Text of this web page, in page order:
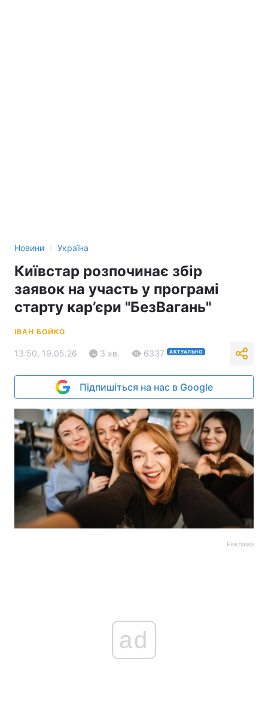
Новини › Україна
Київстар розпочинає збір
заявок на участь у програмі
старту кар’єри "БезВагань"
ІВАН БОЙКО
13:50, 19.05.26 3 хв. 6337 АКТУАЛЬНО
Підпишіться на нас в Google
Реклама
ad